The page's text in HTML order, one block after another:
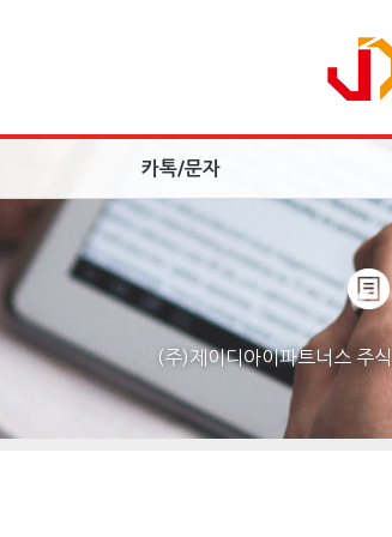
카톡/문자
(주)제이디아이파트너스 주